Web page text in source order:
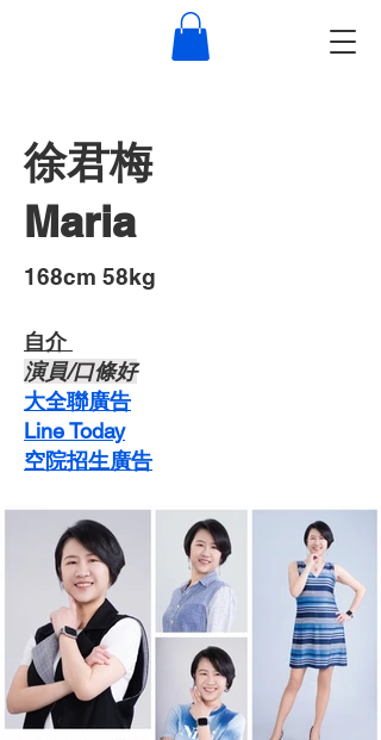
徐君梅
Maria
​168cm 58kg
自介 ​
​演員/口條好
​大全聯廣告
Line Today
空院招生廣告